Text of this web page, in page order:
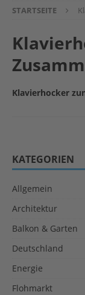
STARTSEITE
Klavierhocker
KATEGORIEN
Allgemein
Architektur
Balkon & Garten
Deutschland
Energie
Flohmarkt